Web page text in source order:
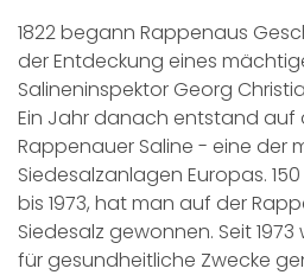
1822 begann Rappenaus
der Entdeckung eines
Salineninspektor Georg
Ein Jahr danach entstand auf
Rappenauer Saline - eine der
Siedesalzanlagen Europas.
bis 1973, hat man auf der
Siedesalz gewonnen. Seit
für gesundheitliche Zwecke